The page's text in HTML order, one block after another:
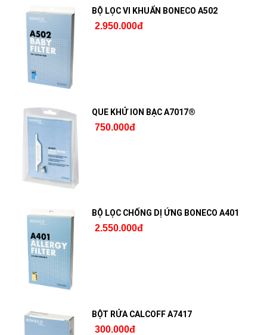
BỘ LỌC VI KHUẨN BONECO A502
2.950.000đ
QUE KHỬ ION BẠC A7017®
750.000đ
BỘ LỌC CHỐNG DỊ ỨNG BONECO A401
2.550.000đ
BỘT RỬA CALCOFF A7417
300.000đ